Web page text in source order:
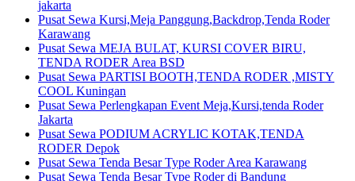
jakarta
Pusat Sewa Kursi,Meja Panggung,Backdrop,Tenda Roder
Karawang
Pusat Sewa MEJA BULAT, KURSI COVER BIRU,
TENDA RODER Area BSD
Pusat Sewa PARTISI BOOTH,TENDA RODER ,MISTY
COOL Kuningan
Pusat Sewa Perlengkapan Event Meja,Kursi,tenda Roder
Jakarta
Pusat Sewa PODIUM ACRYLIC KOTAK,TENDA
RODER Depok
Pusat Sewa Tenda Besar Type Roder Area Karawang
Pusat Sewa Tenda Besar Type Roder di Bandung